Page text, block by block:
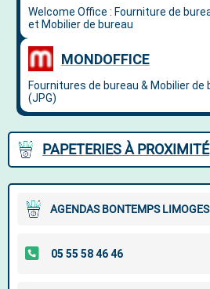
PAPETERIES À PROXIMITÉ
AGENDAS BONTEMPS LIMOGES